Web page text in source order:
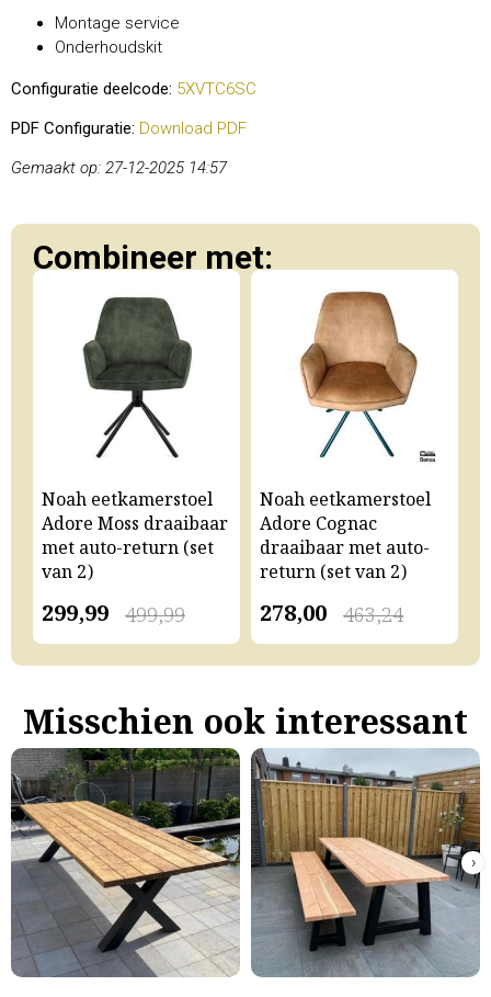
Montage service
Onderhoudskit
Configuratie deelcode: 5XVTC6SC
PDF Configuratie: Download PDF
Gemaakt op: 27-12-2025 14:57
Combineer met:
Noah eetkamerstoel
Adore Moss draaibaar
met auto-return (set
van 2)
499,99
299,99
Noah eetkamerstoel
Adore Cognac
draaibaar met auto-
return (set van 2)
463,24
278,00
Misschien ook interessant
›